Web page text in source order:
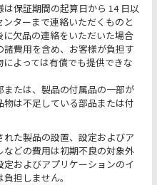
保証期間の起算日から 14 日以
ターまで連絡いただくものと
欠品の連絡をいただいた場合
費用を含め、お客様が負担す
よっては有償でも提供できな
たは、製品の付属品の一部が
は不足している部品または付
た製品の設置、設定およびア
どの費用は初期不良の対象外
およびアプリケーションのイ
担しません。